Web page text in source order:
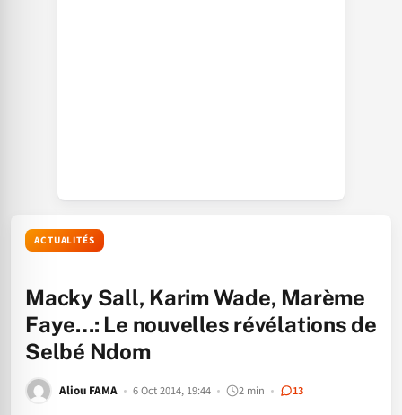
ACTUALITÉS
Macky Sall, Karim Wade, Marème
Faye…: Le nouvelles révélations de
Selbé Ndom
Aliou FAMA 6 Oct 2014, 19:44 2 min 13